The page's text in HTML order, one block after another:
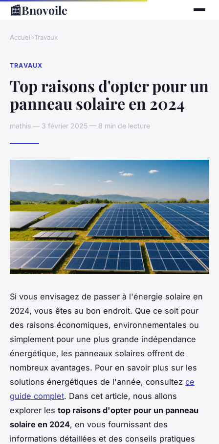
📰Bnovoile
Accueil›Travaux
TRAVAUX
Top raisons d'opter pour un
panneau solaire en 2024
mathis — 3 février 2025 — 8 min de lecture
Si vous envisagez de passer à l'énergie solaire en
2024, vous êtes au bon endroit. Que ce soit pour
des raisons économiques, environnementales ou
simplement pour une plus grande indépendance
énergétique, les panneaux solaires offrent de
nombreux avantages. Pour en savoir plus sur les
solutions énergétiques de l'année, consultez ce
guide complet. Dans cet article, nous allons
explorer les top raisons d'opter pour un panneau
solaire en 2024, en vous fournissant des
informations détaillées et des conseils pratiques